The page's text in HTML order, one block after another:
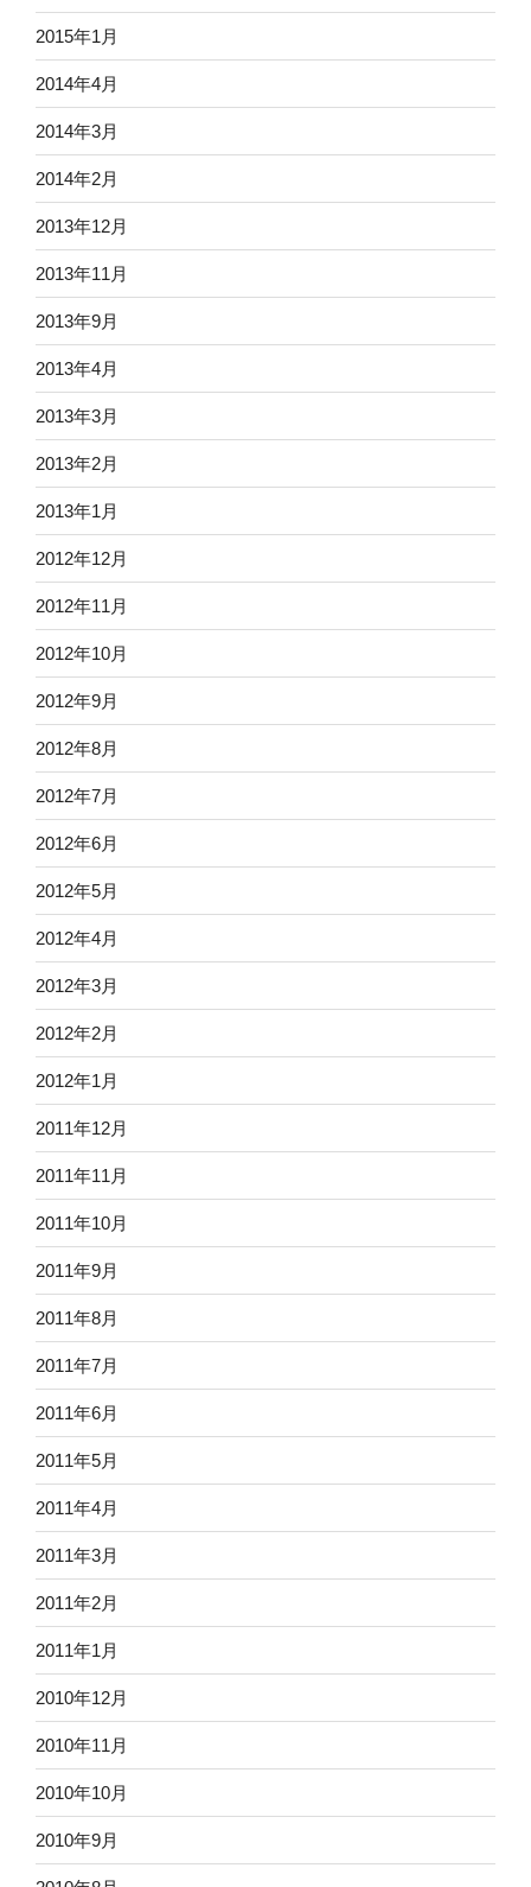
2015年1月
2014年4月
2014年3月
2014年2月
2013年12月
2013年11月
2013年9月
2013年4月
2013年3月
2013年2月
2013年1月
2012年12月
2012年11月
2012年10月
2012年9月
2012年8月
2012年7月
2012年6月
2012年5月
2012年4月
2012年3月
2012年2月
2012年1月
2011年12月
2011年11月
2011年10月
2011年9月
2011年8月
2011年7月
2011年6月
2011年5月
2011年4月
2011年3月
2011年2月
2011年1月
2010年12月
2010年11月
2010年10月
2010年9月